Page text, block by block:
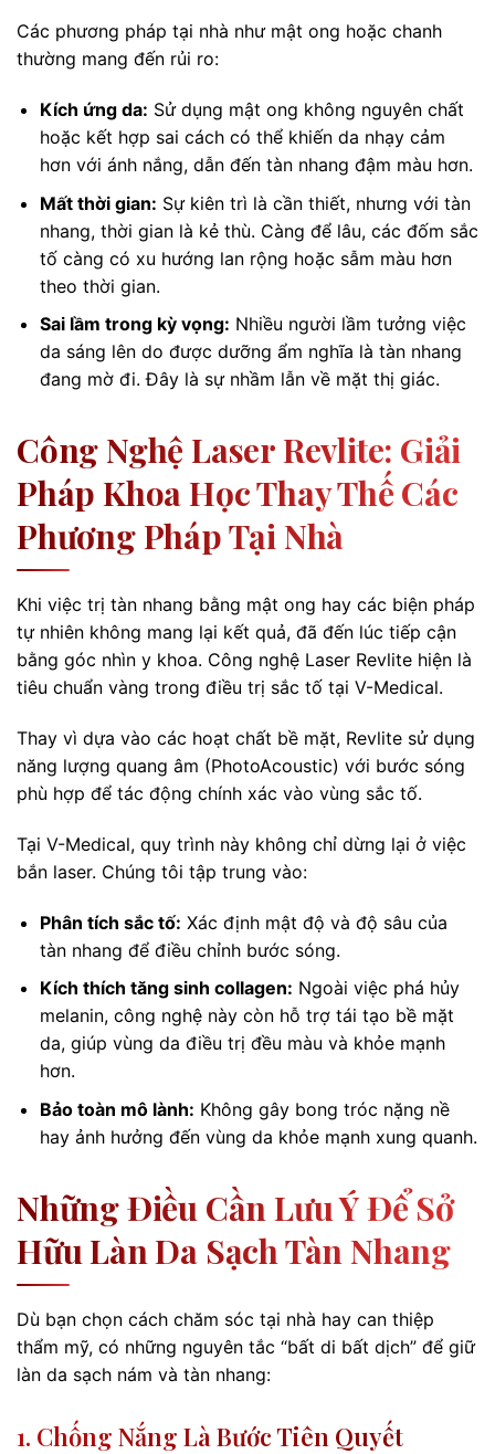
Các phương pháp tại nhà như mật ong hoặc chanh
thường mang đến rủi ro:
Kích ứng da: Sử dụng mật ong không nguyên chất
hoặc kết hợp sai cách có thể khiến da nhạy cảm
hơn với ánh nắng, dẫn đến tàn nhang đậm màu hơn.
Mất thời gian: Sự kiên trì là cần thiết, nhưng với tàn
nhang, thời gian là kẻ thù. Càng để lâu, các đốm sắc
tố càng có xu hướng lan rộng hoặc sẫm màu hơn
theo thời gian.
Sai lầm trong kỳ vọng: Nhiều người lầm tưởng việc
da sáng lên do được dưỡng ẩm nghĩa là tàn nhang
đang mờ đi. Đây là sự nhầm lẫn về mặt thị giác.
Công Nghệ Laser Revlite: Giải
Pháp Khoa Học Thay Thế Các
Phương Pháp Tại Nhà
Khi việc trị tàn nhang bằng mật ong hay các biện pháp
tự nhiên không mang lại kết quả, đã đến lúc tiếp cận
bằng góc nhìn y khoa. Công nghệ Laser Revlite hiện là
tiêu chuẩn vàng trong điều trị sắc tố tại V-Medical.
Thay vì dựa vào các hoạt chất bề mặt, Revlite sử dụng
năng lượng quang âm (PhotoAcoustic) với bước sóng
phù hợp để tác động chính xác vào vùng sắc tố.
Tại V-Medical, quy trình này không chỉ dừng lại ở việc
bắn laser. Chúng tôi tập trung vào:
Phân tích sắc tố: Xác định mật độ và độ sâu của
tàn nhang để điều chỉnh bước sóng.
Kích thích tăng sinh collagen: Ngoài việc phá hủy
melanin, công nghệ này còn hỗ trợ tái tạo bề mặt
da, giúp vùng da điều trị đều màu và khỏe mạnh
hơn.
Bảo toàn mô lành: Không gây bong tróc nặng nề
hay ảnh hưởng đến vùng da khỏe mạnh xung quanh.
Những Điều Cần Lưu Ý Để Sở
Hữu Làn Da Sạch Tàn Nhang
Dù bạn chọn cách chăm sóc tại nhà hay can thiệp
thẩm mỹ, có những nguyên tắc “bất di bất dịch” để giữ
làn da sạch nám và tàn nhang:
1. Chống Nắng Là Bước Tiên Quyết